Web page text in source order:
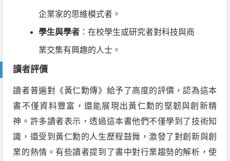
企業家的思維模式者。
學生與學者 ：在校學生或研究者對科技與商
業交集有興趣的人士。
讀者評價
讀者普遍對《黃仁勳傳》給予了高度的評價，認為這本
書不僅資料豐富，還能展現出黃仁勳的堅韌與創新精
神。許多讀者表示，透過這本書他們不僅學到了技術知
識，還受到黃仁勳的人生歷程鼓舞，激發了對創新與創
業的熱情。有些讀者提到了書中對行業趨勢的解析，使